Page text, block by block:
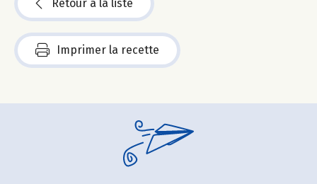
Retour à la liste
Imprimer la recette